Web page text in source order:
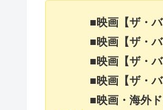
■映画【ザ・
■映画【ザ・
■映画【ザ・
■映画【ザ・
■映画・海外